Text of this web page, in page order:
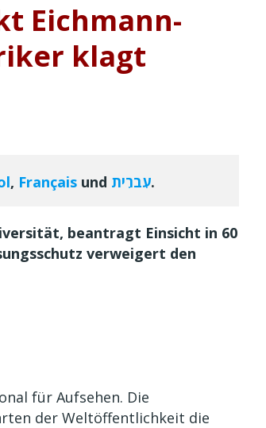
Eichmann-
klagt
, Français und עִברִית.
beantragt Einsicht in 60
verweigert den
für Aufsehen. Die
der Weltöffentlichkeit die